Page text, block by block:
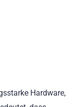
Hardware,